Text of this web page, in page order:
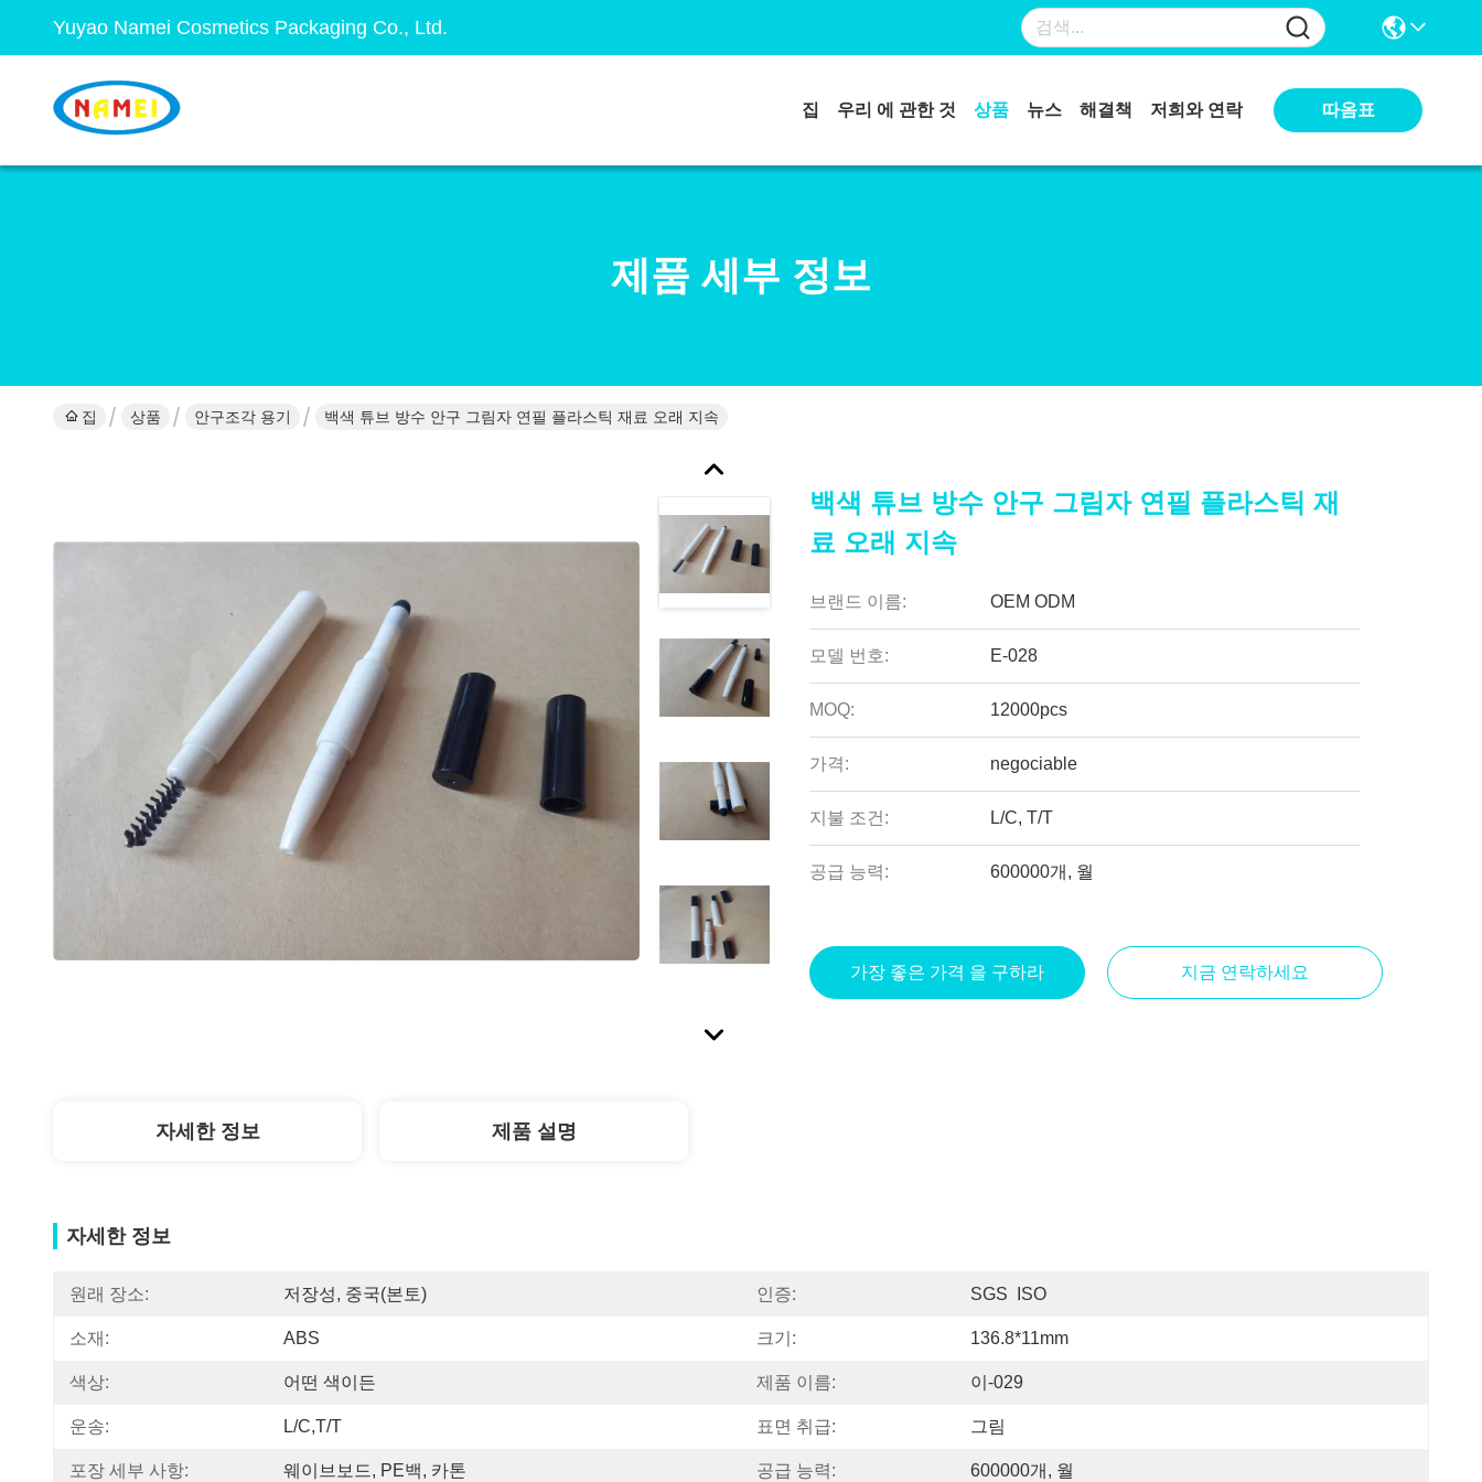
Yuyao Namei Cosmetics Packaging Co., Ltd.
집 우리 에 관한 것 상품 뉴스 해결책 저희와 연락 따옴표
제품 세부 정보
집 상품 안구조각 용기 백색 튜브 방수 안구 그림자 연필 플라스틱 재료 오래 지속
백색 튜브 방수 안구 그림자 연필 플라스틱 재
료 오래 지속
브랜드 이름: OEM ODM
모델 번호: E-028
MOQ: 12000pcs
가격: negociable
지불 조건: L/C, T/T
공급 능력: 600000개, 월
가장 좋은 가격 을 구하라 지금 연락하세요
자세한 정보 제품 설명
자세한 정보
원래 장소: 저장성, 중국(본토) 인증: SGS  ISO
소재: ABS 크기: 136.8*11mm
색상: 어떤 색이든 제품 이름: 이-029
운송: L/C,T/T 표면 취급: 그림
포장 세부 사항: 웨이브보드, PE백, 카톤 공급 능력: 600000개, 월